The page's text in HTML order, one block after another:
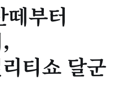
떼부터
티쇼 달군